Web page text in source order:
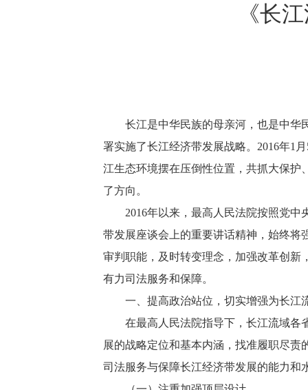
《长
长江是中华民族的母亲河，也是中华
署实施了长江经济带发展战略。2016年1
江生态环境摆在压倒性位置，共抓大保护
了方向。
2016年以来，最高人民法院按照党中
带发展座谈会上的重要讲话精神，始终将
审判职能，及时转变理念，加强改革创新
有力司法服务和保障。
一、提高政治站位，切实增强为长江
在最高人民法院指导下，长江流域各省
展的战略定位和基本内涵，找准履职尽
司法服务与保障长江经济带发展的能力和